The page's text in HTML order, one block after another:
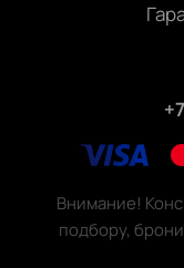
Внимание!
подбору,